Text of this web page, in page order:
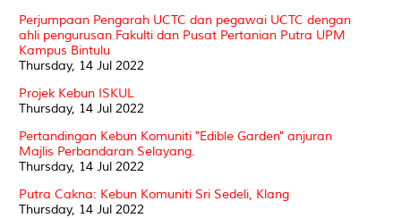
Perjumpaan Pengarah UCTC dan pegawai UCTC dengan
ahli pengurusan Fakulti dan Pusat Pertanian Putra UPM
Kampus Bintulu
Thursday, 14 Jul 2022
Projek Kebun ISKUL
Thursday, 14 Jul 2022
Pertandingan Kebun Komuniti "Edible Garden" anjuran
Majlis Perbandaran Selayang.
Thursday, 14 Jul 2022
Putra Cakna: Kebun Komuniti Sri Sedeli, Klang
Thursday, 14 Jul 2022